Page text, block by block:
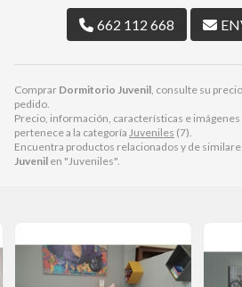
Comprar Dormitorio Juvenil , consulte su
pedido.
Precio, información, características e imágenes
pertenece a la categoría Juveniles (7).
Encuentra productos relacionados y de
Juvenil en "Juveniles".
662 112 668